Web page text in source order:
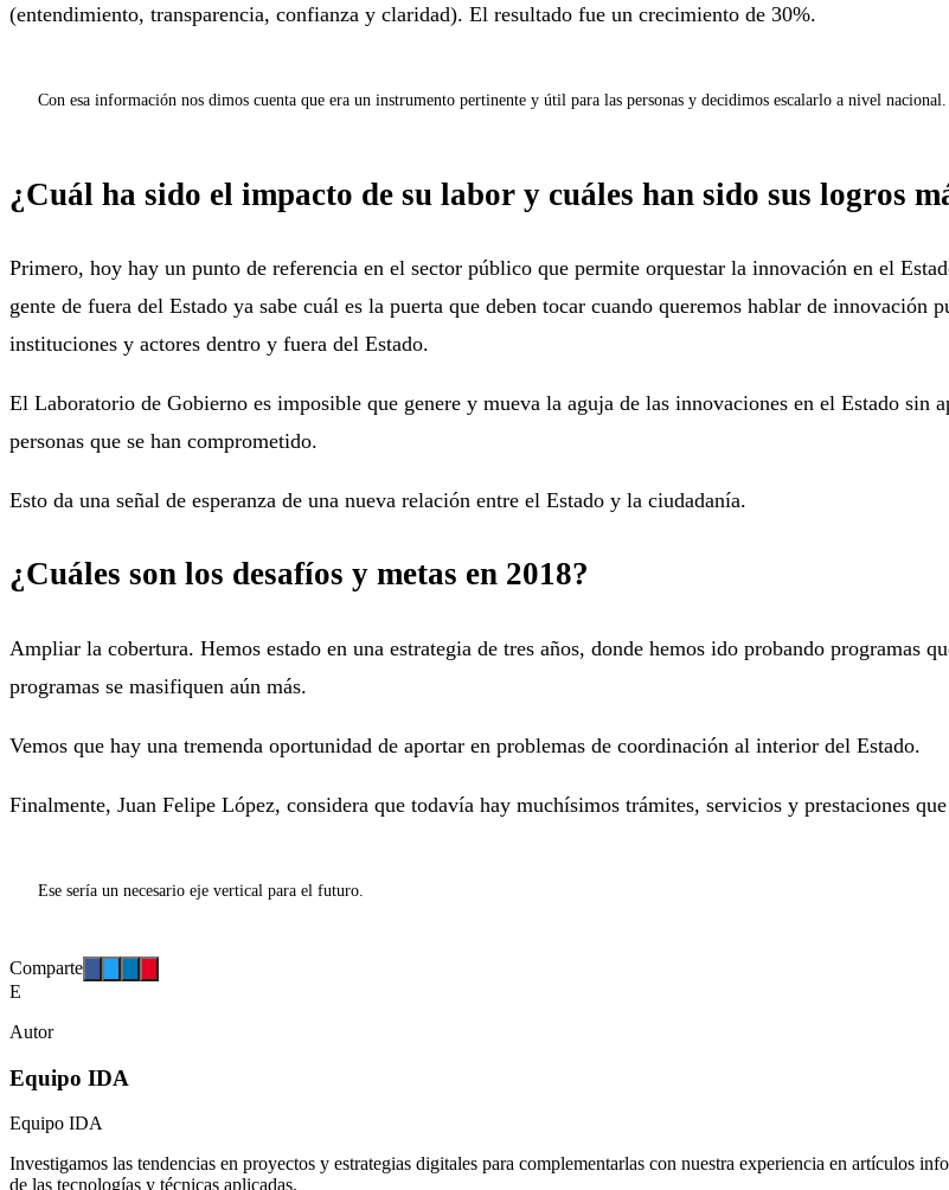
(entendimiento, transparencia, confianza y claridad). El resultado fue un crecimiento de 30%.
Con esa información nos dimos cuenta que era un instrumento pertinente y útil para las personas y decidimos escalarlo a nivel nacional.
¿Cuál ha sido el impacto de su labor y cuáles han sido sus logros
Primero, hoy hay un punto de referencia en el sector público que permite orquestar la innovación en el
gente de fuera del Estado ya sabe cuál es la puerta que deben tocar cuando queremos hablar de
instituciones y actores dentro y fuera del Estado.
El Laboratorio de Gobierno es imposible que genere y mueva la aguja de las innovaciones en el Estado sin
personas que se han comprometido.
Esto da una señal de esperanza de una nueva relación entre el Estado y la ciudadanía.
¿Cuáles son los desafíos y metas en 2018?
Ampliar la cobertura. Hemos estado en una estrategia de tres años, donde hemos ido probando programas
programas se masifiquen aún más.
Vemos que hay una tremenda oportunidad de aportar en problemas de coordinación al interior del Estado.
Finalmente, Juan Felipe López, considera que todavía hay muchísimos trámites, servicios y prestaciones
Ese sería un necesario eje vertical para el futuro.
Comparte
E
Autor
Equipo IDA
Equipo IDA
Investigamos las tendencias en proyectos y estrategias digitales para complementarlas con nuestra experiencia en artículos
de las tecnologías y técnicas aplicadas.